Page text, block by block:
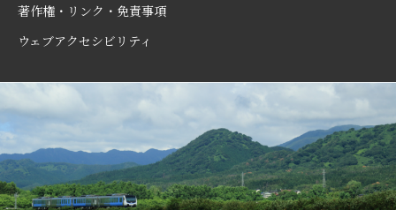
著作権・リンク・免責事項
ウェブアクセシビリティ